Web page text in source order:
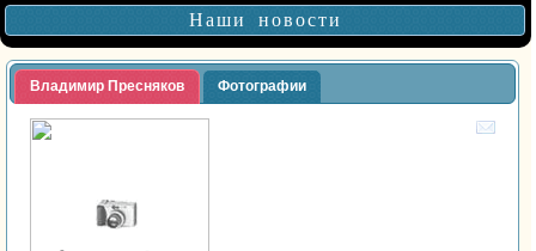
Наши новости
Владимир Пресняков Фотографии